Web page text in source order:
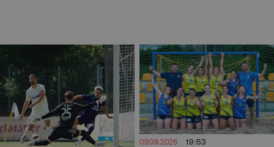
09.08.2026 19:53